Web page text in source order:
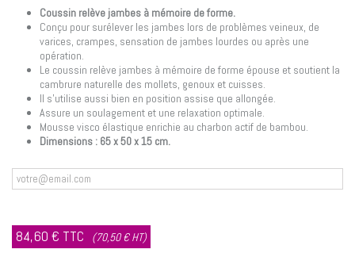
Coussin relève jambes à mémoire de forme.
Conçu pour surélever les jambes lors de problèmes veineux, de
varices, crampes, sensation de jambes lourdes ou après une
opération.
Le coussin relève jambes à mémoire de forme épouse et soutient la
cambrure naturelle des mollets, genoux et cuisses.
Il s'utilise aussi bien en position assise que allongée.
Assure un soulagement et une relaxation optimale.
Mousse visco élastique enrichie au charbon actif de bambou.
Dimensions : 65 x 50 x 15 cm.
84,60 € TTC (70,50 € HT)